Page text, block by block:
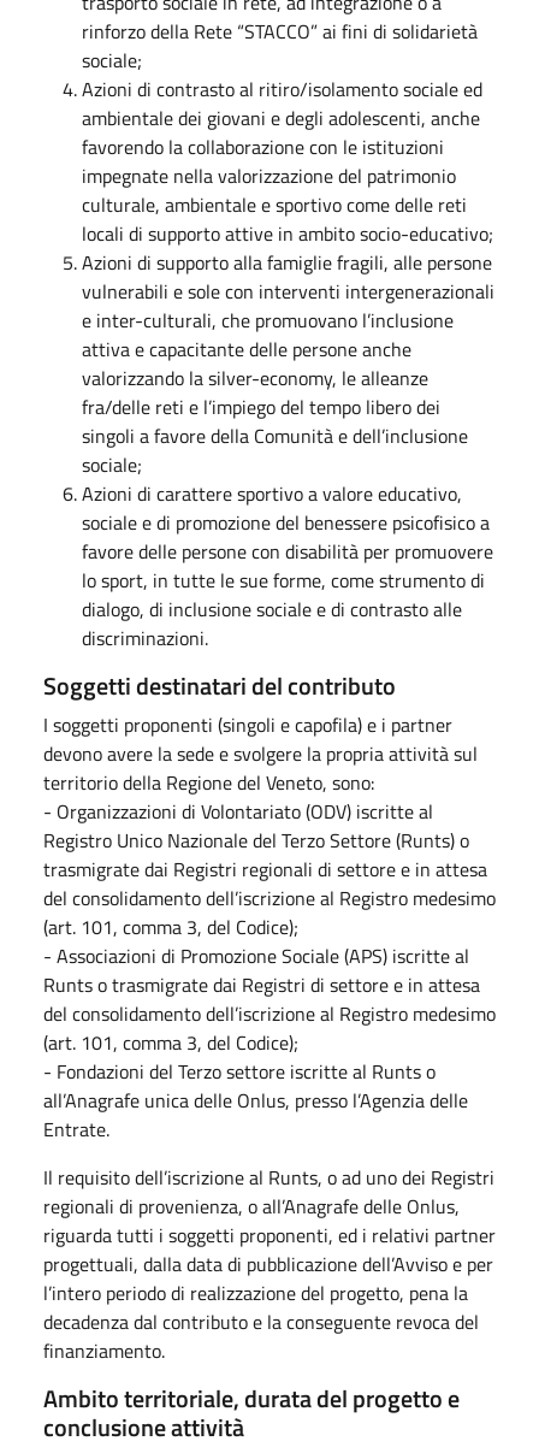
rinforzo della Rete “STACCO” ai fini di solidarietà
sociale;
Azioni di contrasto al ritiro/isolamento sociale ed
ambientale dei giovani e degli adolescenti, anche
favorendo la collaborazione con le istituzioni
impegnate nella valorizzazione del patrimonio
culturale, ambientale e sportivo come delle reti
locali di supporto attive in ambito socio-educativo;
Azioni di supporto alla famiglie fragili, alle persone
vulnerabili e sole con interventi intergenerazionali
e inter-culturali, che promuovano l’inclusione
attiva e capacitante delle persone anche
valorizzando la silver-economy, le alleanze
fra/delle reti e l’impiego del tempo libero dei
singoli a favore della Comunità e dell’inclusione
sociale;
Azioni di carattere sportivo a valore educativo,
sociale e di promozione del benessere psicofisico a
favore delle persone con disabilità per promuovere
lo sport, in tutte le sue forme, come strumento di
dialogo, di inclusione sociale e di contrasto alle
discriminazioni.
Soggetti destinatari del contributo
I soggetti proponenti (singoli e capofila) e i partner
devono avere la sede e svolgere la propria attività sul
territorio della Regione del Veneto, sono:
- Organizzazioni di Volontariato (ODV) iscritte al
Registro Unico Nazionale del Terzo Settore (Runts) o
trasmigrate dai Registri regionali di settore e in attesa
del consolidamento dell’iscrizione al Registro medesimo
(art. 101, comma 3, del Codice);
- Associazioni di Promozione Sociale (APS) iscritte al
Runts o trasmigrate dai Registri di settore e in attesa
del consolidamento dell’iscrizione al Registro medesimo
(art. 101, comma 3, del Codice);
- Fondazioni del Terzo settore iscritte al Runts o
all’Anagrafe unica delle Onlus, presso l’Agenzia delle
Entrate.
Il requisito dell’iscrizione al Runts, o ad uno dei Registri
regionali di provenienza, o all’Anagrafe delle Onlus,
riguarda tutti i soggetti proponenti, ed i relativi partner
progettuali, dalla data di pubblicazione dell’Avviso e per
l’intero periodo di realizzazione del progetto, pena la
decadenza dal contributo e la conseguente revoca del
finanziamento.
Ambito territoriale, durata del progetto e
conclusione attività